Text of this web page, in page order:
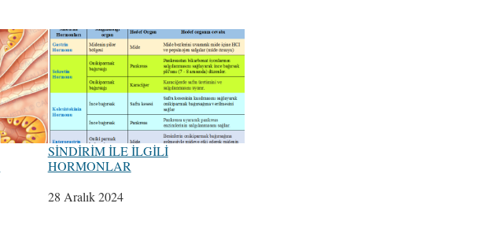
SİNDİRİM İLE İLGİLİ
HORMONLAR
Tarih
28 Aralık 2024